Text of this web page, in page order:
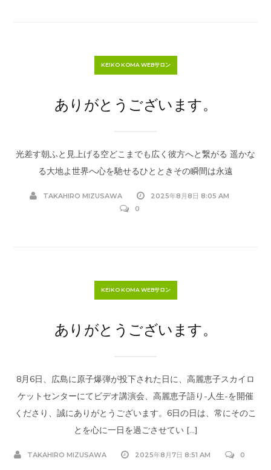
KEIKO KOMA WEBサロン
ありがとうございます。
光差す朝ふと見上げる空どこまでも広く彼方へと繋がる 遥かな
る大地よ世界へ心を馳せるひとときその瞬間は永遠
TAKAHIRO MIZUSAWA
2025年8月8日 8:05 AM
0
KEIKO KOMA WEBサロン
ありがとうございます。
8月6日、広島に原子爆弾が投下された日に、高麗恵子スカイロ
ケットセンターにてビデオ講演会、高麗恵子語り-人生-を開催
くださり、誠にありがとうございます。6日の日は、常にそのこ
とを心に一日を過ごさせてい […]
TAKAHIRO MIZUSAWA 2025年8月7日 8:51 AM 0